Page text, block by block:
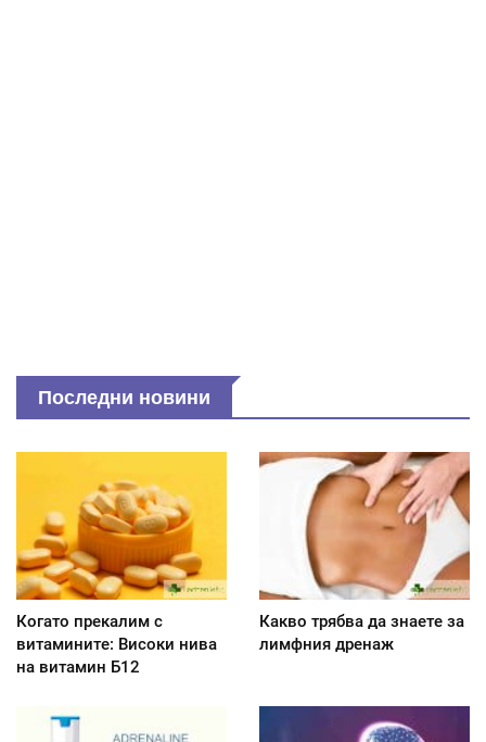
Последни новини
Когато прекалим с
витамините: Високи нива
на витамин Б12
Какво трябва да знаете за
лимфния дренаж